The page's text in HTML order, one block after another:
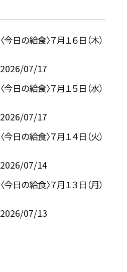
〈今日の給食〉７月１６日（木）
2026/07/17
〈今日の給食〉７月１５日（水）
2026/07/17
〈今日の給食〉７月１４日（火）
2026/07/14
〈今日の給食〉７月１３日（月）
2026/07/13